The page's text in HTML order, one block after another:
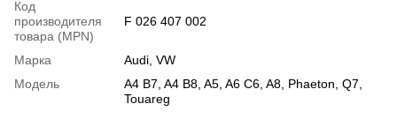
Код
производителя
товара (MPN)
F 026 407 002
Марка Audi VW
Модель
A4 B7 A4 B8 A5 A6 C6 A8 Phaeton Q7
Touareg